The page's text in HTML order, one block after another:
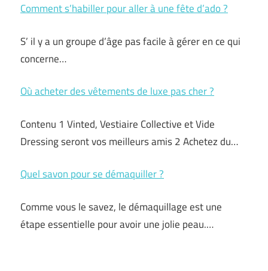
Comment s’habiller pour aller à une fête d’ado ?
S’ il y a un groupe d’âge pas facile à gérer en ce qui
concerne…
Où acheter des vêtements de luxe pas cher ?
Contenu 1 Vinted, Vestiaire Collective et Vide
Dressing seront vos meilleurs amis 2 Achetez du…
Quel savon pour se démaquiller ?
Comme vous le savez, le démaquillage est une
étape essentielle pour avoir une jolie peau.…